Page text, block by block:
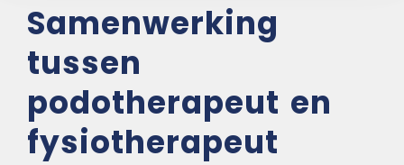
Praktijken
Over ons
Contact
Samenwerking
tussen
podotherapeut en
fysiotherapeut